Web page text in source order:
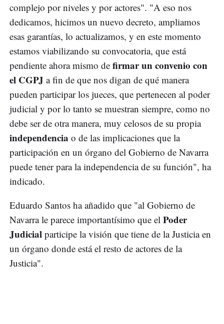
complejo por niveles y por actores". "A eso nos
dedicamos, hicimos un nuevo decreto, ampliamos
esas garantías, lo actualizamos, y en este momento
estamos viabilizando su convocatoria, que está
pendiente ahora mismo de firmar un convenio con
el CGPJ a fin de que nos digan de qué manera
pueden participar los jueces, que pertenecen al poder
judicial y por lo tanto se muestran siempre, como no
debe ser de otra manera, muy celosos de su propia
independencia o de las implicaciones que la
participación en un órgano del Gobierno de Navarra
puede tener para la independencia de su función", ha
indicado.
Eduardo Santos ha añadido que "al Gobierno de
Navarra le parece importantísimo que el Poder
Judicial participe la visión que tiene de la Justicia en
un órgano donde está el resto de actores de la
Justicia".